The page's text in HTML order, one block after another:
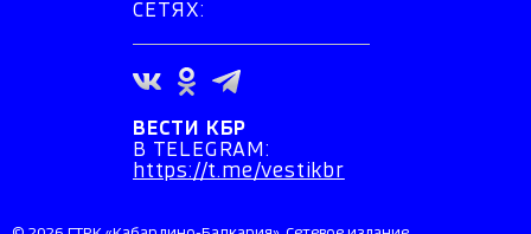
СЕТЯХ:
ВЕСТИ КБР
В TELEGRAM:
https://t.me/vestikbr